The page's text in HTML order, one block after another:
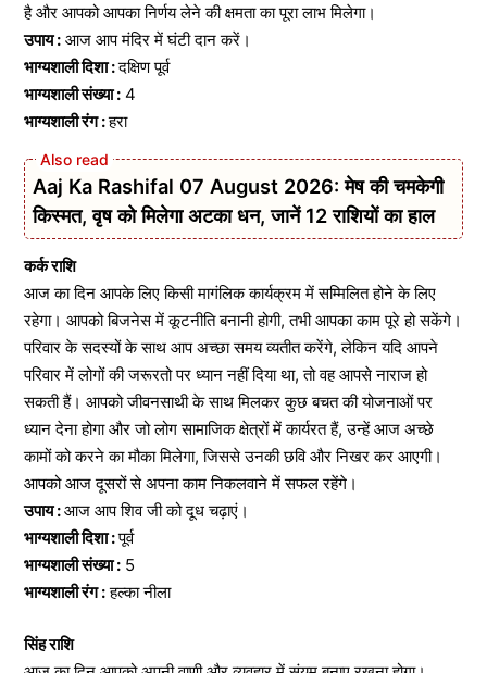
है और आपको आपका निर्णय लेने की क्षमता का पूरा लाभ मिलेगा।
उपाय : आज आप मंदिर में घंटी दान करें।
भाग्यशाली दिशा :दक्षिण पूर्व
भाग्यशाली संख्या : 4
भाग्यशाली रंग :हरा
Aaj Ka Rashifal 07 August 2026: मेष की चमकेगी
किस्मत, वृष को मिलेगा अटका धन, जानें 12 राशियों का हाल
कर्क राशि
आज का दिन आपके लिए किसी मागंलिक कार्यक्रम में सम्मिलित होने के लिए
रहेगा। आपको बिजनेस में कूटनीति बनानी होगी, तभी आपका काम पूरे हो सकेंगे।
परिवार के सदस्यों के साथ आप अच्छा समय व्यतीत करेंगे, लेकिन यदि आपने
परिवार में लोगों की जरूरतो पर ध्यान नहीं दिया था, तो वह आपसे नाराज हो
सकती हैं। आपको जीवनसाथी के साथ मिलकर कुछ बचत की योजनाओं पर
ध्यान देना होगा और जो लोग सामाजिक क्षेत्रों में कार्यरत हैं, उन्हें आज अच्छे
कामों को करने का मौका मिलेगा, जिससे उनकी छवि और निखर कर आएगी।
आपको आज दूसरों से अपना काम निकलवाने में सफल रहेंगे।
उपाय :आज आप शिव जी को दूध चढ़ाएं।
भाग्यशाली दिशा :पूर्व
भाग्यशाली संख्या : 5
भाग्यशाली रंग :हल्का नीला
सिंह राशि